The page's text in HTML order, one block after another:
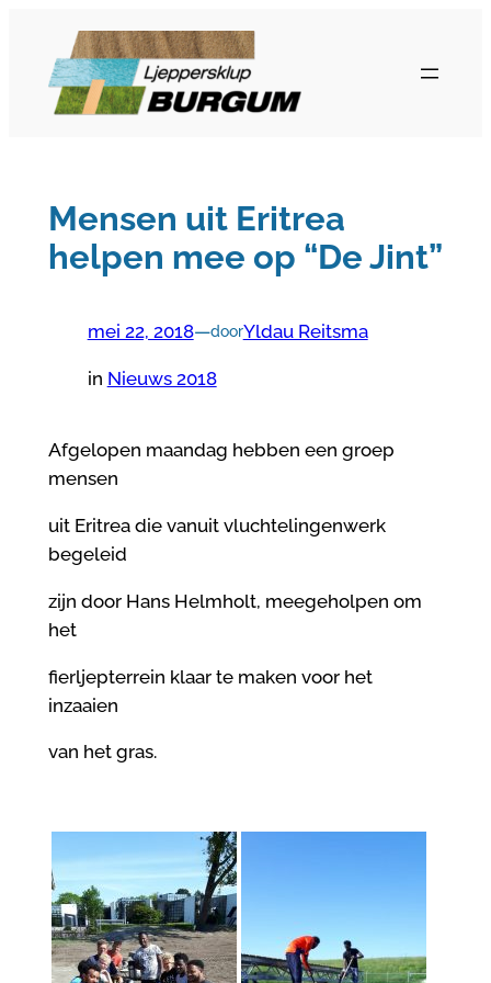
inhoud
Mensen uit Eritrea
helpen mee op “De Jint”
mei 22, 2018—doorYldau Reitsma
in Nieuws 2018
Afgelopen maandag hebben een groep
mensen
uit Eritrea die vanuit vluchtelingenwerk
begeleid
zijn door Hans Helmholt, meegeholpen om
het
fierljepterrein klaar te maken voor het
inzaaien
van het gras.